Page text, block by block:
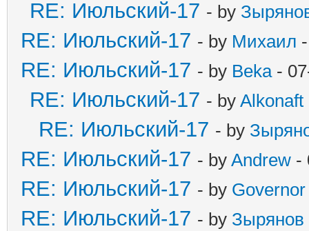
RE: Июльский-17 - by
RE: Июльский-17 - by Михаил
RE: Июльский-17 - by Beka-
RE: Июльский-17 - by Alkonaft
RE: Июльский-17 - by
RE: Июльский-17 - by Andrew -
RE: Июльский-17 - by Governor
RE: Июльский-17 - by Зырянов